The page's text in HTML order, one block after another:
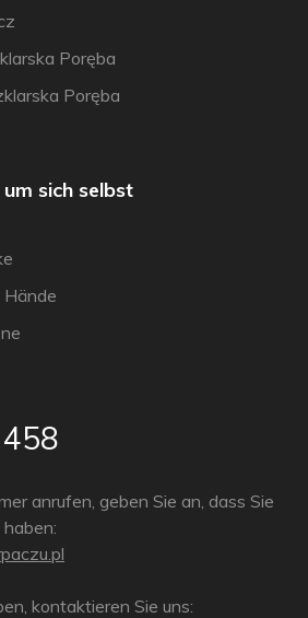
Poręba
Poręba
sich selbst
Hände
anrufen, geben Sie an, dass Sie
kontaktieren Sie uns: